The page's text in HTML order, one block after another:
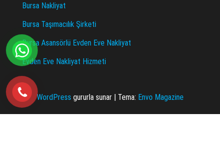
Bursa Nakliyat
Bursa Taşımacılık Şirketi
Bursa Asansörlü Evden Eve Nakliyat
Evden Eve Nakliyat Hizmeti
WordPress gururla sunar | Tema: Envo Magazine